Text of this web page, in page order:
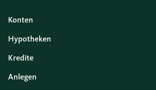
Konten
Hypotheken
Kredite
Anlegen